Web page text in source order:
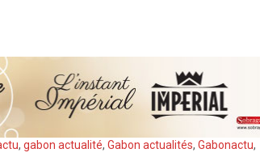
, gabon actualité, Gabon actualités, Gabonactu,